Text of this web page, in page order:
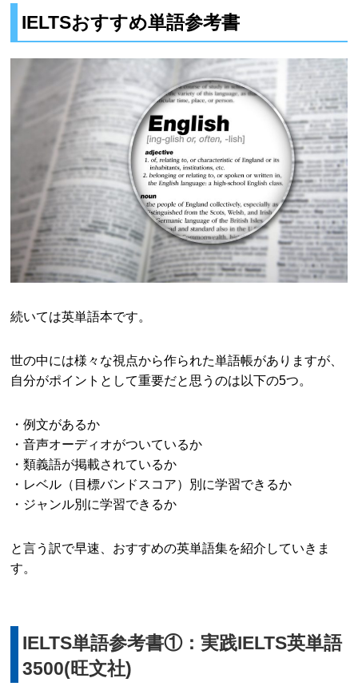
IELTSおすすめ単語参考書
続いては英単語本です。
世の中には様々な視点から作られた単語帳がありますが、
自分がポイントとして重要だと思うのは以下の5つ。
・例文があるか
・音声オーディオがついているか
・類義語が掲載されているか
・レベル（目標バンドスコア）別に学習できるか
・ジャンル別に学習できるか
と言う訳で早速、おすすめの英単語集を紹介していきま
す。
IELTS単語参考書①：実践IELTS英単語
3500(旺文社)